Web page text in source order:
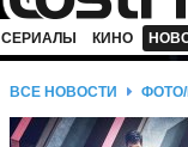
СЕРИАЛЫ КИНО
ВСЕ НОВОСТИ